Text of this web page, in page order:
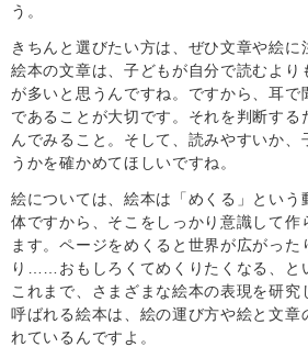
う。
きちんと選びたい方は、ぜひ文章や絵に
絵本の文章は、子どもが自分で読むより
が多いと思うんですね。ですから、耳で
であることが大切です。それを判断する
んでみること。そして、読みやすいか
うかを確かめてほしいですね。
絵については、絵本は「めくる」という
体ですから、そこをしっかり意識して作
ます。ページをめくると世界が広がった
り……おもしろくてめくりたくなる、と
これまで、さまざまな絵本の表現を研究
呼ばれる絵本は、絵の運び方や絵と文章
れているんですよ。